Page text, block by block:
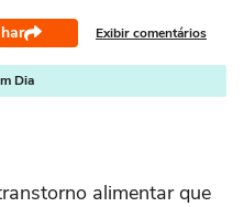
Exibir comentários
Dia
alimentar que